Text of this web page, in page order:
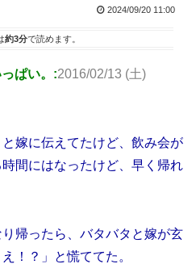
2024/09/20 11:00
約3分で読めます。
ぱい。:2016/02/13 (土)
嫁に伝えてたけど、飲み会が
間にはなったけど、早く帰れ
帰ったら、バタバタと嫁が玄
！？」と慌ててた。